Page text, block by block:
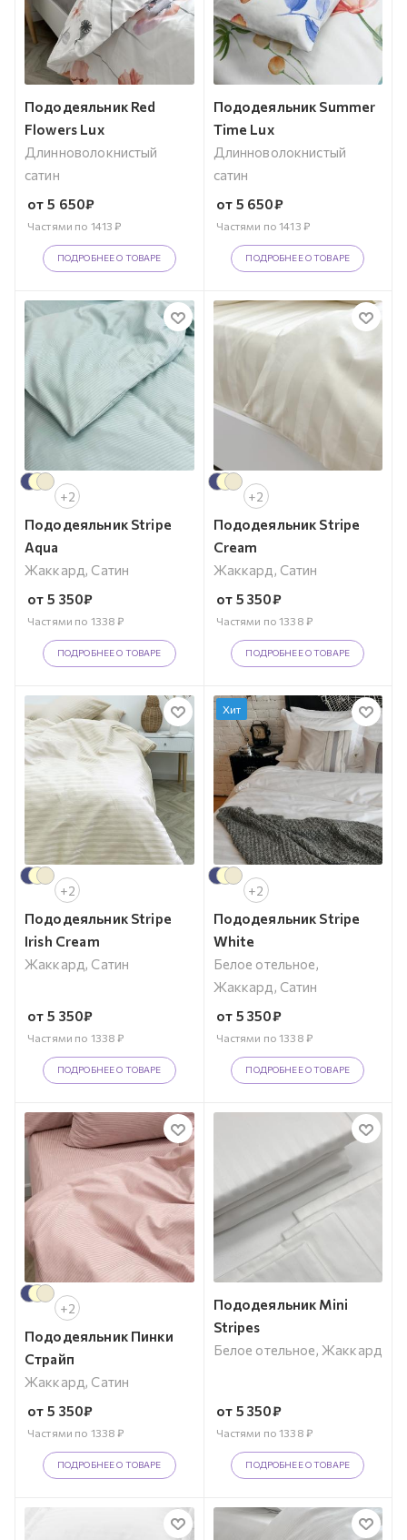
Пододеяльник Red
Flowers Lux
Длинноволокнистый
сатин
от 5 650₽
Частями по 1413 ₽
ПОДРОБНЕЕ О ТОВАРЕ
Пододеяльник Summer
Time Lux
Длинноволокнистый
сатин
от 5 650₽
Частями по1413 ₽
ПОДРОБНЕЕ О ТОВАРЕ
+2
Пододеяльник Stripe
Aqua
Жаккард, Сатин
от 5 350₽
Частями по 1338 ₽
ПОДРОБНЕЕ О ТОВАРЕ
+2
Пододеяльник Stripe
Cream
Жаккард, Сатин
от 5 350₽
Частями по1338 ₽
ПОДРОБНЕЕ О ТОВАРЕ
+2
Пододеяльник Stripe
Irish Cream
Жаккард, Сатин
от 5 350₽
Частями по 1338 ₽
ПОДРОБНЕЕ О ТОВАРЕ
Хит
+2
Пододеяльник Stripe
White
Белое отельное,
Жаккард, Сатин
от 5 350₽
Частями по1338 ₽
ПОДРОБНЕЕ О ТОВАРЕ
+2
Пододеяльник Пинки
Страйп
Жаккард, Сатин
от 5 350₽
Частями по 1338 ₽
ПОДРОБНЕЕ О ТОВАРЕ
Пододеяльник Mini
Stripes
Белое отельное, Жаккард
от 5 350₽
Частями по1338 ₽
ПОДРОБНЕЕ О ТОВАРЕ